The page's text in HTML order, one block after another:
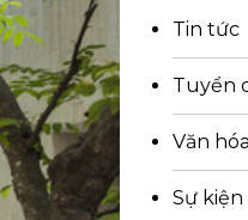
Tin tức
Tuyển
Văn hóa
Sự kiện